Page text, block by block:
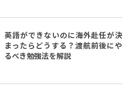
英語ができないのに海外赴任が決
まったらどうする？渡航前後にや
るべき勉強法を解説